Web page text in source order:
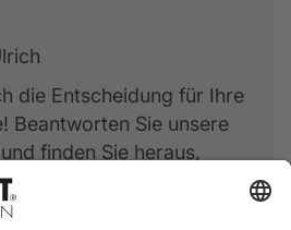
die Entscheidung für Ihre
Beantworten Sie unsere
finden Sie heraus,
am besten ...